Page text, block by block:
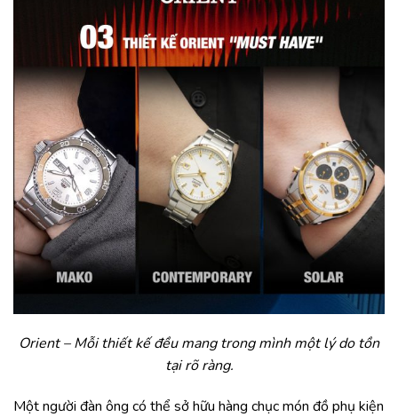
Orient – Mỗi thiết kế đều mang trong mình một lý do tồn
tại rõ ràng.
Một người đàn ông có thể sở hữu hàng chục món đồ phụ kiện